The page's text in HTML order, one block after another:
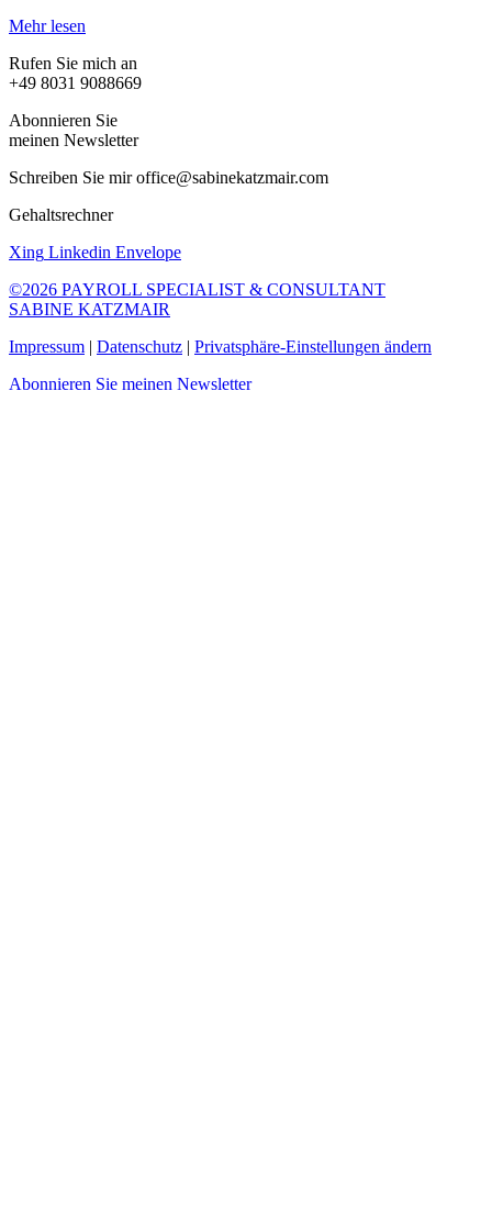
Mehr lesen
Rufen Sie mich an
+49 8031 9088669
Abonnieren Sie
meinen Newsletter
Schreiben Sie mir office@sabinekatzmair.com
Gehaltsrechner
Xing Linkedin Envelope
©2026 PAYROLL SPECIALIST & CONSULTANT
SABINE KATZMAIR
Impressum | Datenschutz | Privatsphäre-Einstellungen ändern
Abonnieren Sie meinen Newsletter